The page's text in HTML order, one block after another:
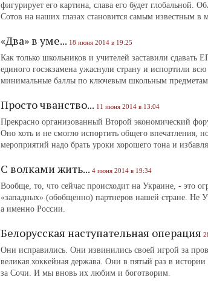
фигурирует его картина, слава его будет глобальной.
Сотов на наших глазах становится самым известным в
«Два» в уме... 18 июня 2014 в 19:25
Как только школьников и учителей заставили сдавать
единого госэкзамена ужаснули страну и испортили
минимальные баллы по ключевым школьным предметам
Просто чванство... 11 июня 2014 в 13:04
Прекрасно организованный Второй экономический
Оно хоть и не смогло испортить общего впечатления,
мероприятий надо брать уроки хорошего тона и
С волками жить... 4 июня 2014 в 19:34
Вообще, то, что сейчас происходит на Украине, ‑ это
«западных» (обобщенно) партнеров нашей стране. Не
а именно России.
Белорусская наступательная операция
Они исправились. Они извинились своей игрой за
великая хоккейная держава. Они в пятый раз в
за Сочи. И мы вновь их любим и боготворим.